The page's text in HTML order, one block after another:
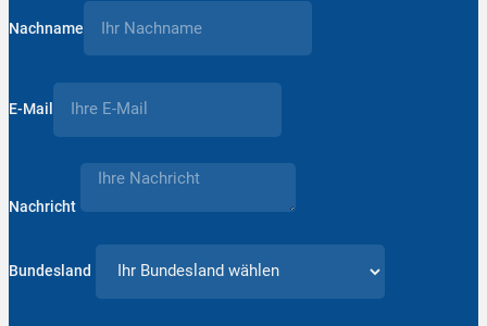
Nachname
E-Mail
Nachricht
Bundesland